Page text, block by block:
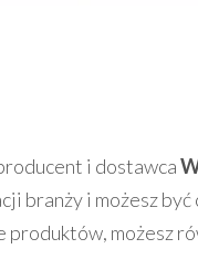
i dostawca
branży i możesz być
produktów, możesz